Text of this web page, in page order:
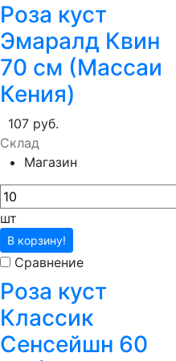
Роза куст
Эмаралд Квин
70 см (Массаи
Кения)
107 руб.
Склад
Магазин
шт
В корзину!
Сравнение
Роза куст
Классик
Сенсейшн 60